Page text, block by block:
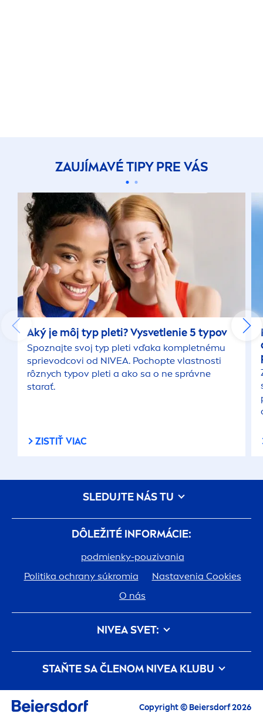
ZAUJÍMAVÉ TIPY PRE VÁS
Aký je môj typ pleti? Vysvetlenie 5 typov
Spoznajte svoj typ pleti vďaka kompletnému
sprievodcovi od NIVEA. Pochopte vlastnosti
rôznych typov pleti a ako sa o ne správne
starať.
ZISTIŤ VIAC
DÔLEŽITÉ INFORMÁCIE:
podmienky-pouzivania
Politika ochrany súkromia
Nastavenia Cookies
O nás
NIVEASVET:
História
Kariéra v spoločnosti Beiersdorf
Jedna pokožka. Jedna planéta. Jedna starostlivosť.
Kontakt
STAŇTE SA ČLENOM NIVEAKLUBU
Registráciou doNIVEAklubu budete mať
NIVEAsvet ako na dlani. Tak smelo do jeho
SLEDUJTE NÁS TU
Copyright © Beiersdorf 2026